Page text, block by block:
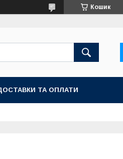
Кошик
ТА ОПЛАТИ